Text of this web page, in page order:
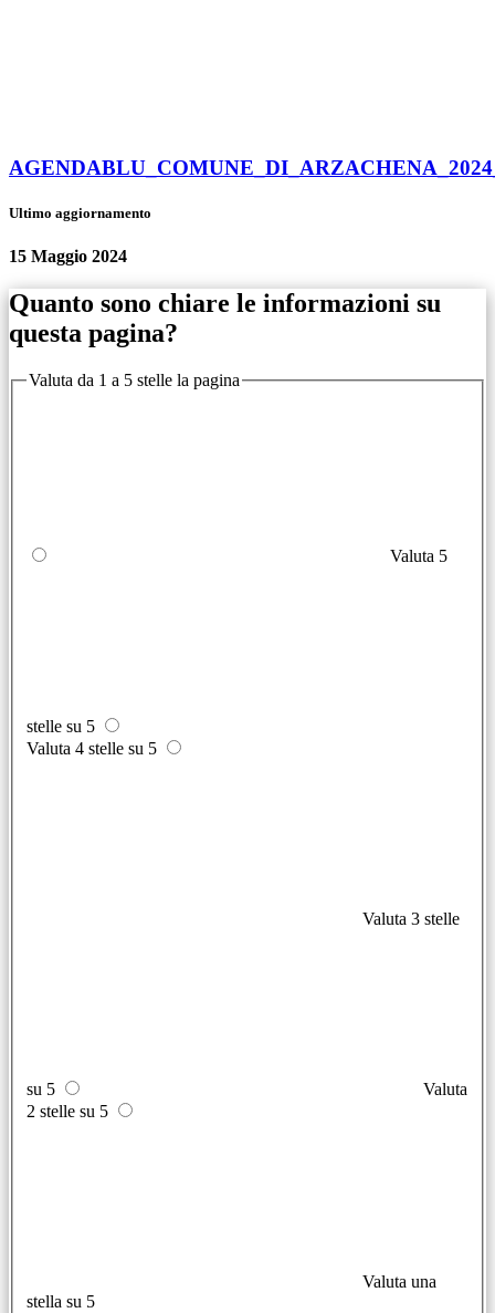
Ultimo aggiornamento
15 Maggio 2024
Quanto sono chiare le informazioni su
questa pagina?
Valuta da 1 a 5 stelle la pagina
Valuta 5
stelle su 5
Valuta 4 stelle su 5
Valuta 3 stelle
su 5
Valuta
2 stelle su 5
Valuta una
stella su 5